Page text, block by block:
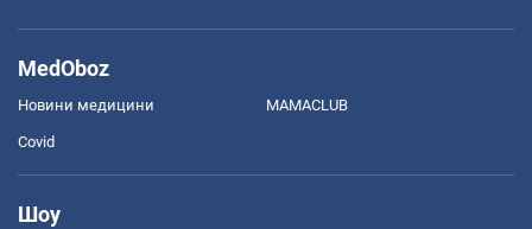
MedOboz
Новини медицини MAMACLUB
Covid
Шоу